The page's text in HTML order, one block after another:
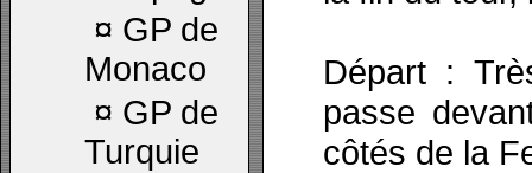
¤ GP de
Monaco
¤ GP de
Turquie
Départ :
passe
côtés de la